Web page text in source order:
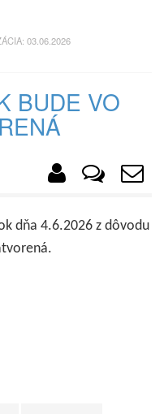
03.06.2026
BUDE VO
dňa 4.6.2026 z dôvodu